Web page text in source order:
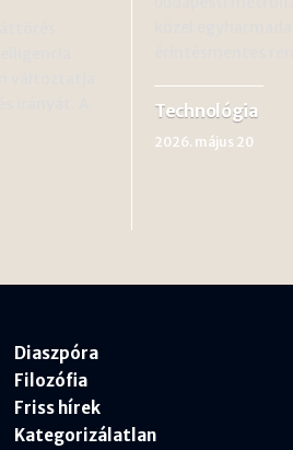
Technológia
2026. május 20
Diaszpóra
Filozófia
Friss hírek
Kategorizálatlan